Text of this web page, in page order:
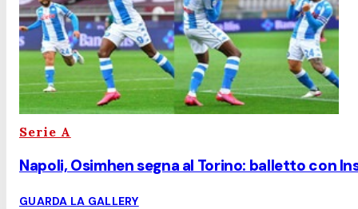
Serie A
Napoli, Osimhen segna al Torino: balletto con
GUARDA LA GALLERY